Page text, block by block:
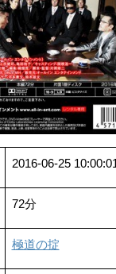
2016-06-25
72分
極道の掟